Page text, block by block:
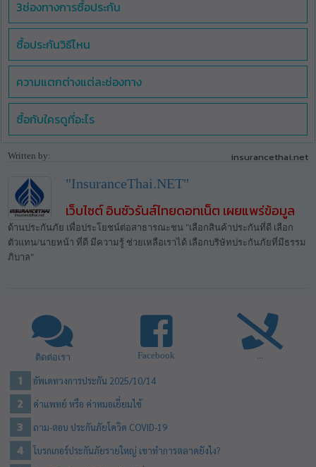
3ช่องทางการซื้อประกัน
ซื้อประกันวิธีไหน
ความแตกต่างแต่ละช่องทาง
ซื้อกับใครดูที่อะไร
Written by: insurancethai.net
"InsuranceThai.NET"
เว็บไซต์ อินชัวรันส์ไทยดอทเน็ต เผยแพร่ข้อมูล
ด้านประกันภัย เพื่อประโยชน์ต่อสาธารณะชน "เลือกสินค้าประกันที่ดี เลือก
ตัวแทน/นายหน้า ที่ดี มีความรู้ ช่วยเหลือเราได้ เลือกบริษัทประกันภัยที่มีธรรม
ภิบาล"
ติดต่อเรา Facebook ...
อัพเดทวงการประกัน 2025/10/14
ค่าแพทย์ หรือ ค่าหมอเยี่ยมไข้
ถาม-ตอบ ประกันภัยโควิด COVID-19
โบรกเกอร์ประกันภัยรายใหญ่ เขาทำการตลาดยังไง?